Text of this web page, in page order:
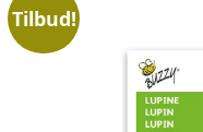
Tilbud!